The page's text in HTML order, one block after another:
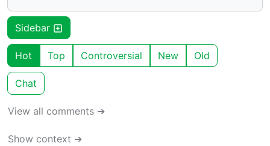
Sidebar
Hot Top Controversial New Old
Chat
View all comments ➔
Show context ➔